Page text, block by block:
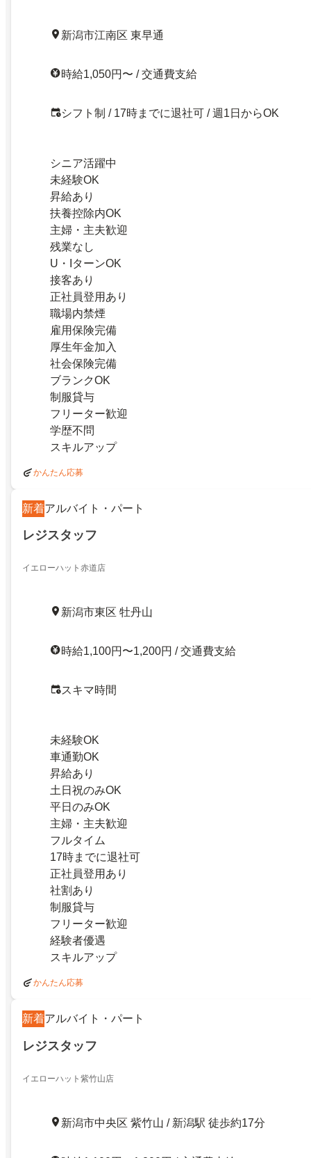
新潟市江南区 東早通
時給1,050円〜 / 交通費支給
シフト制 / 17時までに退社可 / 週1日からOK
シニア活躍中
未経験OK
昇給あり
扶養控除内OK
主婦・主夫歓迎
残業なし
U・IターンOK
接客あり
正社員登用あり
職場内禁煙
雇用保険完備
厚生年金加入
社会保険完備
ブランクOK
制服貸与
フリーター歓迎
学歴不問
スキルアップ
かんたん応募
新着アルバイト・パート
レジスタッフ
イエローハット赤道店
新潟市東区 牡丹山
時給1,100円〜1,200円 / 交通費支給
スキマ時間
未経験OK
車通勤OK
昇給あり
土日祝のみOK
平日のみOK
主婦・主夫歓迎
フルタイム
17時までに退社可
正社員登用あり
社割あり
制服貸与
フリーター歓迎
経験者優遇
スキルアップ
かんたん応募
新着アルバイト・パート
レジスタッフ
イエローハット紫竹山店
新潟市中央区 紫竹山 / 新潟駅 徒歩約17分